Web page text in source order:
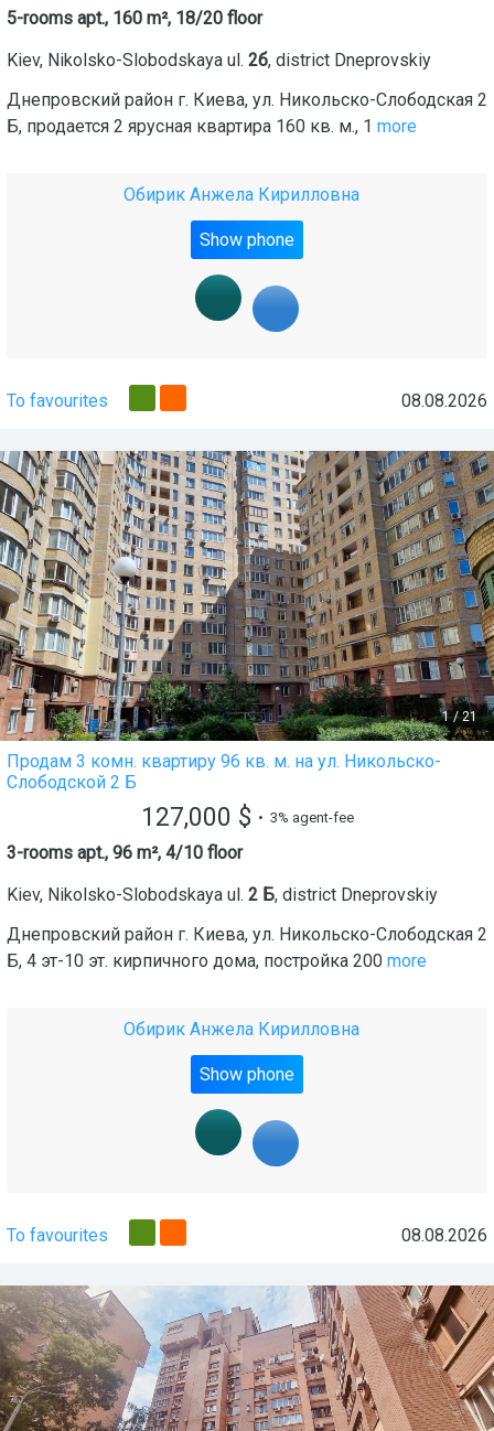
5-rooms apt., 160 m², 18/20 floor
Kiev, Nikolsko-Slobodskaya ul. 2б, district Dneprovskiy
Днепровский район г. Киева, ул. Никольско-Слободская 2
Б, продается 2 ярусная квартира 160 кв. м., 1 more
Обирик Анжела Кирилловна
Show phone
To favourites 08.08.2026
1/21
Продам 3 комн. квартиру 96 кв. м. на ул. Никольско-
Слободской 2 Б
127,000 $ • 3% agent-fee
3-rooms apt., 96 m², 4/10 floor
Kiev, Nikolsko-Slobodskaya ul. 2 Б, district Dneprovskiy
Днепровский район г. Киева, ул. Никольско-Слободская 2
Б, 4 эт-10 эт. кирпичного дома, постройка 200 more
Обирик Анжела Кирилловна
Show phone
To favourites 08.08.2026